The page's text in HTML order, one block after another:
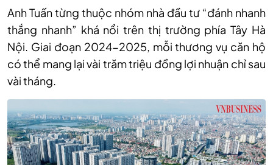
Anh Tuấn từng thuộc nhóm nhà đầu tư “đánh nhanh
thắng nhanh” khá nổi trên thị trường phía Tây Hà
Nội. Giai đoạn 2024-2025, mỗi thương vụ căn hộ
có thể mang lại vài trăm triệu đồng lợi nhuận chỉ sau
vài tháng.